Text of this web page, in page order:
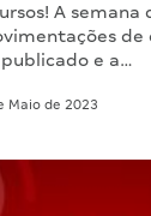
A semana
de
e a…
Maio de 2023